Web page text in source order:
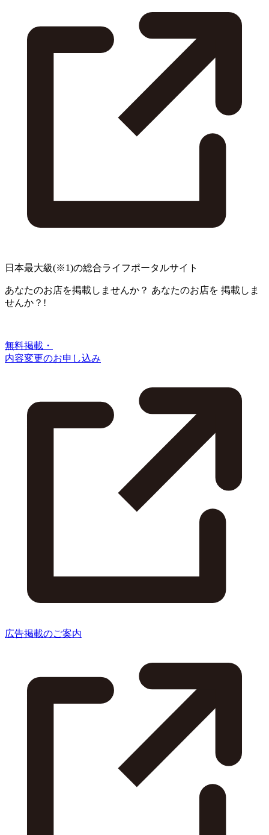
日本最大級(※1)の総合ライフポータルサイト
あなたのお店を掲載しませんか？ あなたのお店を 掲載しま
せんか？!
無料掲載・
内容変更のお申し込み
広告掲載のご案内